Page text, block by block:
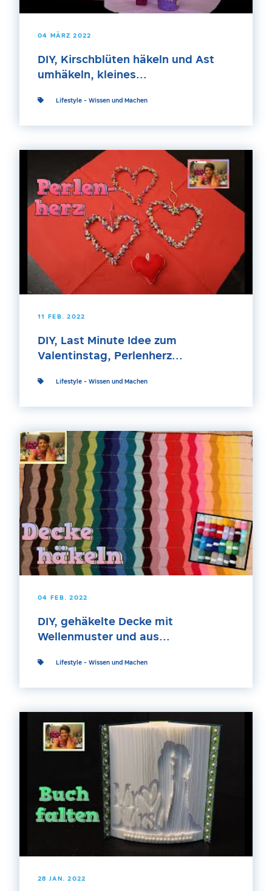
04 MÄRZ 2022
DIY, Kirschblüten häkeln und Ast
umhäkeln, kleines...
Lifestyle - Wissen und Machen
11 FEB. 2022
DIY, Last Minute Idee zum
Valentinstag, Perlenherz...
Lifestyle - Wissen und Machen
04 FEB. 2022
DIY, gehäkelte Decke mit
Wellenmuster und aus...
Lifestyle - Wissen und Machen
28 JAN. 2022